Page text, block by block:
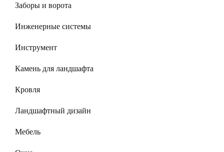
Заборы и ворота
Инженерные системы
Инструмент
Камень для ландшафта
Кровля
Ландшафтный дизайн
Мебель